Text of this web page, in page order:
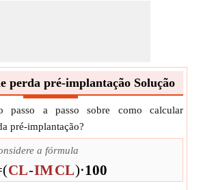
perda pré-implantação Solução
passo a passo sobre como calcular
pré-implantação?
a fórmula
(CL-IMCL)⋅100